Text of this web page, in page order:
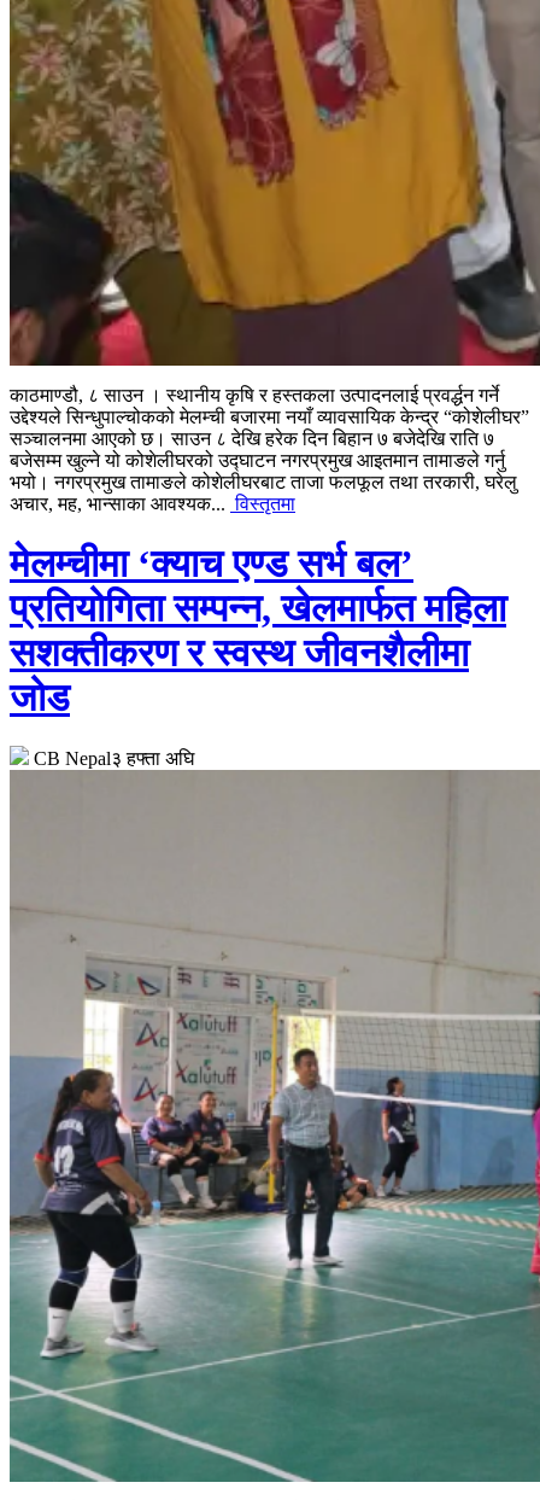
काठमाण्डौ, ८ साउन । स्थानीय कृषि र हस्तकला उत्पादनलाई प्रवर्द्धन गर्ने
उद्देश्यले सिन्धुपाल्चोकको मेलम्ची बजारमा नयाँ व्यावसायिक केन्द्र “कोशेलीघर”
सञ्चालनमा आएको छ। साउन ८ देखि हरेक दिन बिहान ७ बजेदेखि राति ७
बजेसम्म खुल्ने यो कोशेलीघरको उद्घाटन नगरप्रमुख आइतमान तामाङले गर्नु
भयो। नगरप्रमुख तामाङले कोशेलीघरबाट ताजा फलफूल तथा तरकारी, घरेलु
अचार, मह, भान्साका आवश्यक... विस्तृतमा
मेलम्चीमा ‘क्याच एण्ड सर्भ बल’
प्रतियोगिता सम्पन्न, खेलमार्फत महिला
सशक्तीकरण र स्वस्थ जीवनशैलीमा
जोड
CB Nepal३ हफ्ता अघि